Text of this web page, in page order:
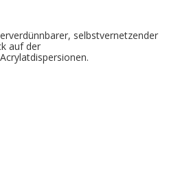
selbstvernetzender
auf der